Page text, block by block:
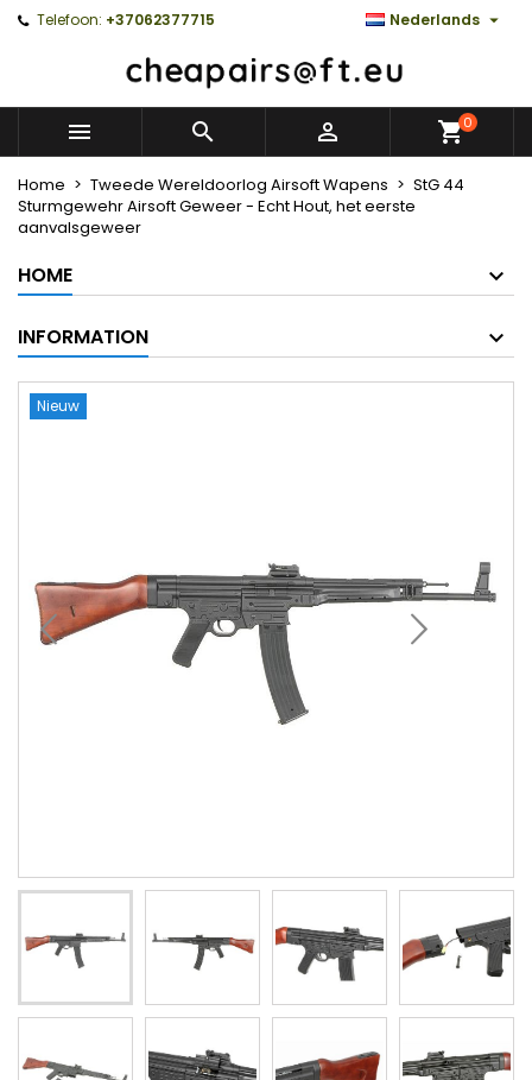
Telefoon: +37062377715 Nederlands 
   0
Home Tweede Wereldoorlog Airsoft Wapens
StG 44
Sturmgewehr Airsoft Geweer - Echt Hout, het eerste
aanvalsgeweer
HOME
INFORMATION
Nieuw